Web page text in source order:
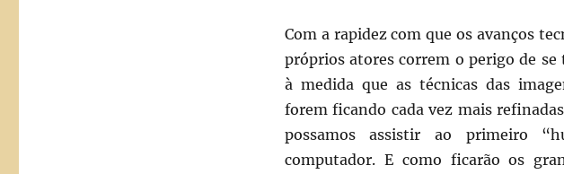
Com a rapidez com que os avanços
próprios atores correm o perigo de
à medida que as técnicas das
forem ficando cada vez mais
possamos assistir ao primeiro
computador. E como ficarão os